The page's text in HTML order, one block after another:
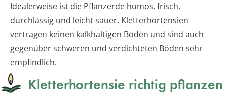
Idealerweise ist die Pflanzerde humos, frisch,
durchlässig und leicht sauer. Kletterhortensien
vertragen keinen kalkhaltigen Boden und sind auch
gegenüber schweren und verdichteten Böden sehr
empfindlich.
Kletterhortensie richtig pflanzen